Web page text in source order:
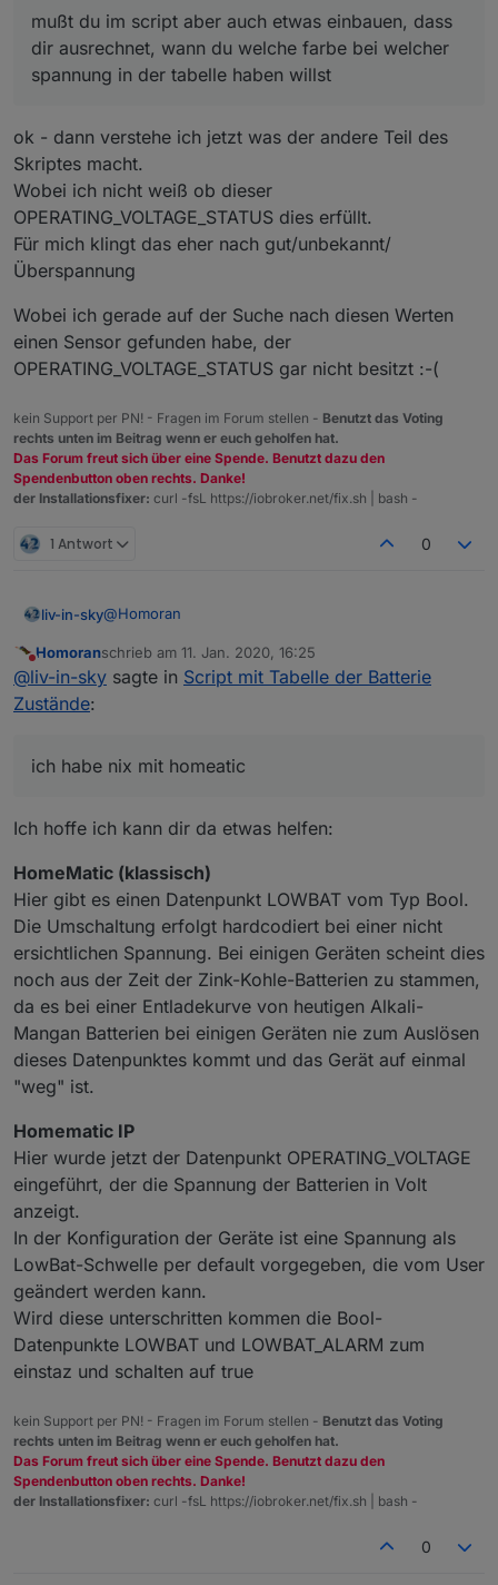
mußt du im script aber auch etwas einbauen, dass
dir ausrechnet, wann du welche farbe bei welcher
spannung in der tabelle haben willst
ok - dann verstehe ich jetzt was der andere Teil des
Skriptes macht.
Wobei ich nicht weiß ob dieser
OPERATING_VOLTAGE_STATUS dies erfüllt.
Für mich klingt das eher nach gut/unbekannt/
Überspannung
Wobei ich gerade auf der Suche nach diesen Werten
einen Sensor gefunden habe, der
OPERATING_VOLTAGE_STATUS gar nicht besitzt :-(
kein Support per PN! - Fragen im Forum stellen - Benutzt das Voting
rechts unten im Beitrag wenn er euch geholfen hat.
Das Forum freut sich über eine Spende. Benutzt dazu den
Spendenbutton oben rechts. Danke!
der Installationsfixer: curl -fsL https://iobroker.net/fix.sh | bash -
1 Antwort 0
liv-in-sky@Homoran
hier die orginalseite mit den symbolen
https://emojipedia.org/search/?q=cross- ich kopier
auszulesen -
wenn da 1 drin steht soll die tabelle "unknown"
ergebnis bringt - aber hauptsache es funktioniert -
damit ich das selbst mal ansehen kann - ich habe nix
mit homeatic
https://forum.iobroker.net/post/355793
Nicht stören
Homoranschrieb am 11. Jan. 2020, 16:25
zuletzt editiert von
@liv-in-sky sagte in Script mit Tabelle der Batterie
Zustände:
ich habe nix mit homeatic
Ich hoffe ich kann dir da etwas helfen:
HomeMatic (klassisch)
Hier gibt es einen Datenpunkt LOWBAT vom Typ Bool.
Die Umschaltung erfolgt hardcodiert bei einer nicht
ersichtlichen Spannung. Bei einigen Geräten scheint dies
noch aus der Zeit der Zink-Kohle-Batterien zu stammen,
da es bei einer Entladekurve von heutigen Alkali-
Mangan Batterien bei einigen Geräten nie zum Auslösen
dieses Datenpunktes kommt und das Gerät auf einmal
"weg" ist.
Homematic IP
Hier wurde jetzt der Datenpunkt OPERATING_VOLTAGE
eingeführt, der die Spannung der Batterien in Volt
anzeigt.
In der Konfiguration der Geräte ist eine Spannung als
LowBat-Schwelle per default vorgegeben, die vom User
geändert werden kann.
Wird diese unterschritten kommen die Bool-
Datenpunkte LOWBAT und LOWBAT_ALARM zum
einstaz und schalten auf true
kein Support per PN! - Fragen im Forum stellen - Benutzt das Voting
rechts unten im Beitrag wenn er euch geholfen hat.
Das Forum freut sich über eine Spende. Benutzt dazu den
Spendenbutton oben rechts. Danke!
der Installationsfixer: curl -fsL https://iobroker.net/fix.sh | bash -
0